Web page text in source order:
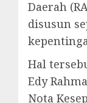
Daerah
disusun
Hal
Edy
Nota